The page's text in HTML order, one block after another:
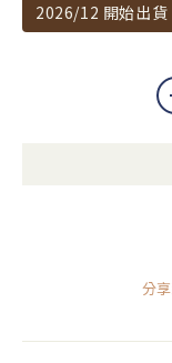
2026/12 開始出貨
分